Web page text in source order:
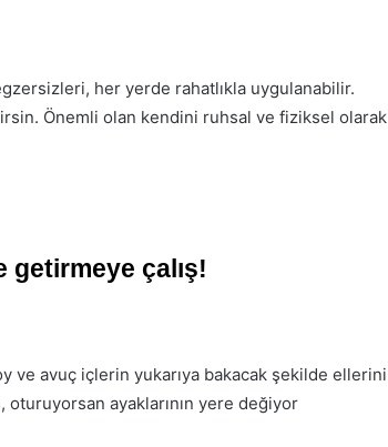
her yerde rahatlıkla uygulanabilir.
Önemli olan kendini ruhsal ve fiziksel olarak
çalış!
ve avuç içlerin yukarıya bakacak şekilde ellerini
oturuyorsan ayaklarının yere değiyor